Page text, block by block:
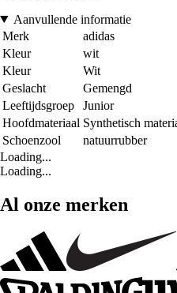
Aanvullende informatie
Merk
adidas
Kleur
wit
Kleur
Wit
Geslacht
Gemengd
Leeftijdsgroep
Junior
Hoofdmateriaal Synthetisch
Schoenzool
natuurrubber
Loading...
Loading...
Al onze merken